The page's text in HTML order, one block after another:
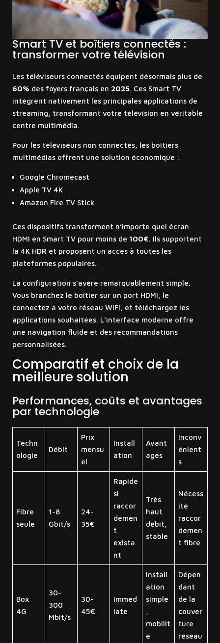
Smart TV et boîtiers connectés :
transformer votre télévision
Les téléviseurs connectés équipent désormais plus de
60% des foyers français en 2025. Ces Smart TV
intègrent nativement les principales applications de
streaming, transformant votre télévision en véritable
centre multimédia.
Pour les téléviseurs non connectés, les boîtiers
multimédias offrent une solution économique :
Google Chromecast
Apple TV 4K
Amazon Fire TV Stick
Ces dispositifs transforment n’importe quel écran
HDMI en Smart TV pour moins de 100€. Ils supportent
la 4K HDR et proposent un accès à toutes les
plateformes populaires.
La configuration s’avère remarquablement simple.
Vous branchez le boîtier sur un port HDMI, le
connectez à votre réseau WiFi, et téléchargez les
applications souhaitées. L’interface moderne offre
une navigation fluide et des recommandations
personnalisées.
Comparatif et choix de la
meilleure solution
Performances, coûts et avantages
par technologie
Techn
ologie
Débit
Prix
mensu
el
Install
ation
Avant
ages
Inconv
énient
s
Fibre
seule
1-8
Gbit/s
24-
35€
Rapide
si
raccor
demen
t
exista
nt
Très
haut
débit,
stable
Nécess
ite
raccor
demen
t fibre
Box
4G
30-
300
Mbit/s
30-
45€
Imméd
iate
Install
ation
simple
mobilit
é
Dépen
dant
de la
couver
ture
réseau